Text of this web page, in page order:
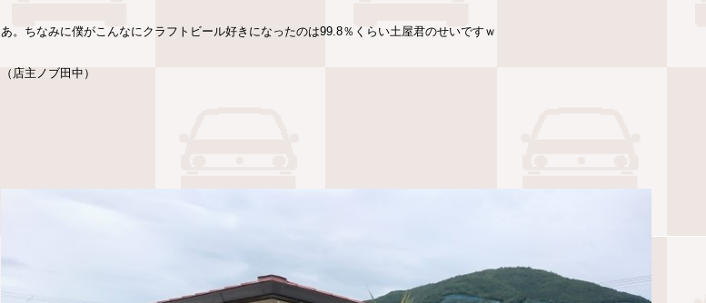
あ。ちなみに僕がこんなにクラフトビール好きになったのは99.8％くらい土屋君のせいですｗ
（店主ノブ田中）